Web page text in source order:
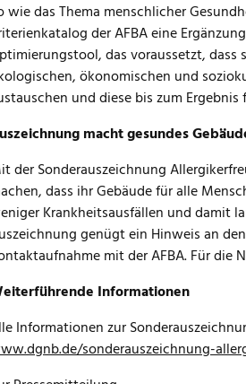
wie das Thema menschlicher
der AFBA eine
das voraussetzt, dass
ökonomischen und
und diese bis zum Ergebnis
macht gesundes
der Sonderauszeichnung
dass ihr Gebäude für alle
Krankheitsausfällen und damit
genügt ein Hinweis an
mit der AFBA. Für die
Informationen
Informationen zur
sonderauszeichnung-